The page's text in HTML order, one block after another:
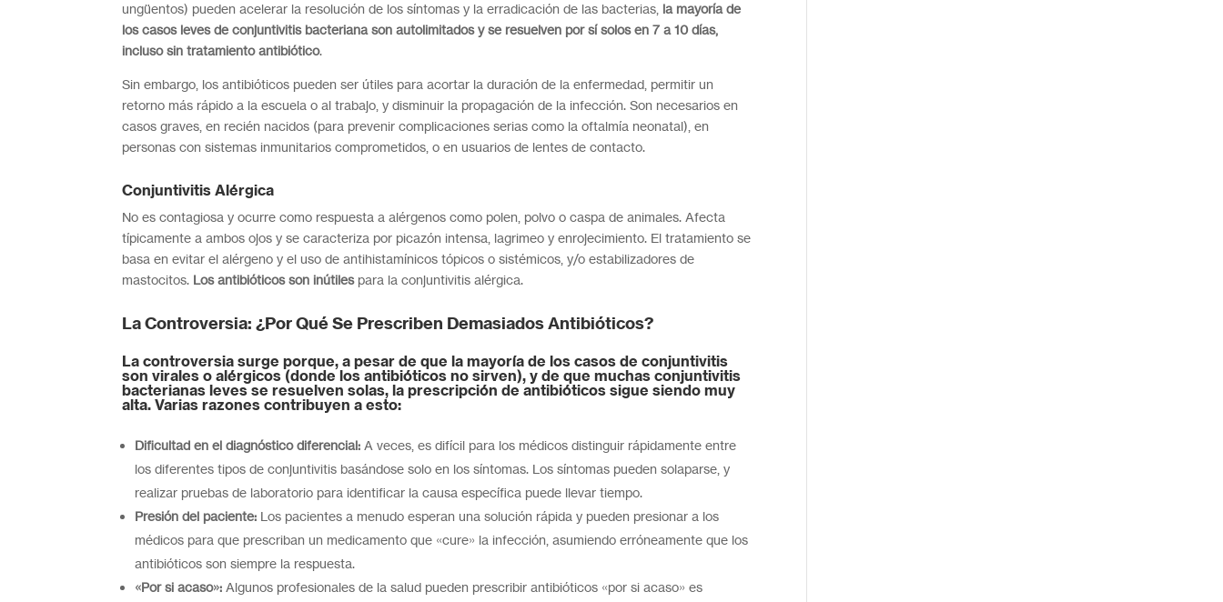
ungüentos) pueden acelerar la resolución de los síntomas y la erradicación de las bacterias, la mayoría de
los casos leves de conjuntivitis bacteriana son autolimitados y se resuelven por sí solos en 7 a 10 días,
incluso sin tratamiento antibiótico.
Sin embargo, los antibióticos pueden ser útiles para acortar la duración de la enfermedad, permitir un
retorno más rápido a la escuela o al trabajo, y disminuir la propagación de la infección. Son necesarios en
casos graves, en recién nacidos (para prevenir complicaciones serias como la oftalmía neonatal), en
personas con sistemas inmunitarios comprometidos, o en usuarios de lentes de contacto.
Conjuntivitis Alérgica
No es contagiosa y ocurre como respuesta a alérgenos como polen, polvo o caspa de animales. Afecta
típicamente a ambos ojos y se caracteriza por picazón intensa, lagrimeo y enrojecimiento. El tratamiento se
basa en evitar el alérgeno y el uso de antihistamínicos tópicos o sistémicos, y/o estabilizadores de
mastocitos. Los antibióticos son inútilespara la conjuntivitis alérgica.
La Controversia: ¿Por Qué Se Prescriben Demasiados Antibióticos?
La controversia surge porque, a pesar de que la mayoría de los casos de conjuntivitis
son virales o alérgicos (donde los antibióticos no sirven), y de que muchas conjuntivitis
bacterianas leves se resuelven solas, la prescripción de antibióticos sigue siendo muy
alta. Varias razones contribuyen a esto:
Dificultad en el diagnóstico diferencial: A veces, es difícil para los médicos distinguir rápidamente entre
los diferentes tipos de conjuntivitis basándose solo en los síntomas. Los síntomas pueden solaparse, y
realizar pruebas de laboratorio para identificar la causa específica puede llevar tiempo.
Presión del paciente: Los pacientes a menudo esperan una solución rápida y pueden presionar a los
médicos para que prescriban un medicamento que «cure» la infección, asumiendo erróneamente que los
antibióticos son siempre la respuesta.
«Por si acaso»: Algunos profesionales de la salud pueden prescribir antibióticos «por si acaso» es